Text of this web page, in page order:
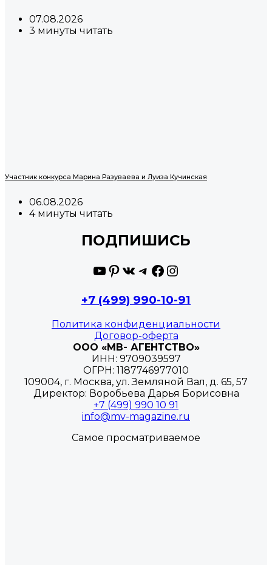
07.08.2026
3 минуты читать
Участник конкурса Марина Разуваева и Луиза Кучинская
06.08.2026
4 минуты читать
ПОДПИШИСЬ
YouTube
Pinterest
ВКонтакте
Telegram
Facebook
Instagram
+7 (499) 990-10-91
Политика конфиденциальности
Договор-оферта
ООО «МВ- АГЕНТСТВО»
ИНН: 9709039597
ОГРН: 1187746977010
109004, г. Москва, ул. Земляной Вал, д. 65, 57
Директор: Воробьева Дарья Борисовна
+7 (499) 990 10 91
info@mv-magazine.ru
Самое просматриваемое